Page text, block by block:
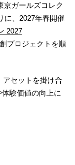
京ガールズコレク
に、2027年春開催
2027
プロジェクトを順
セットを掛け合
験価値の向上に